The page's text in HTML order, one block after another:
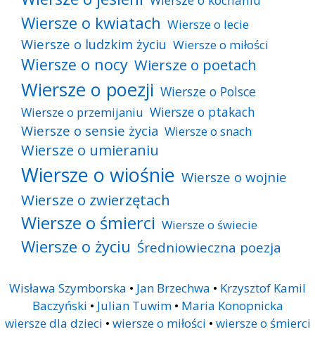
Wiersze o kwiatach Wiersze o lecie
Wiersze o ludzkim życiu Wiersze o miłości
Wiersze o nocy Wiersze o poetach
Wiersze o poezji Wiersze o Polsce
Wiersze o przemijaniu Wiersze o ptakach
Wiersze o sensie życia Wiersze o snach
Wiersze o umieraniu
Wiersze o wiośnie Wiersze o wojnie
Wiersze o zwierzętach
Wiersze o śmierci Wiersze o świecie
Wiersze o życiu Średniowieczna poezja
Wisława Szymborska • Jan Brzechwa • Krzysztof Kamil
Baczyński • Julian Tuwim• Maria Konopnicka
wiersze dla dzieci • wiersze o miłości • wiersze o śmierci